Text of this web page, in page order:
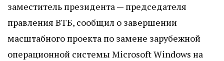
заместитель президента — председателя
правления ВТБ, сообщил о завершении
масштабного проекта по замене зарубежной
операционной системы Microsoft Windows на